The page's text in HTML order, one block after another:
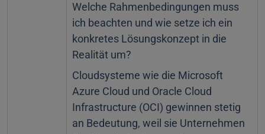
Welche Rahmenbedingungen muss
ich beachten und wie setze ich ein
konkretes Lösungskonzept in die
Realität um?
Cloudsysteme wie die Microsoft
Azure Cloud und Oracle Cloud
Infrastructure (OCI) gewinnen stetig
an Bedeutung, weil sie Unternehmen